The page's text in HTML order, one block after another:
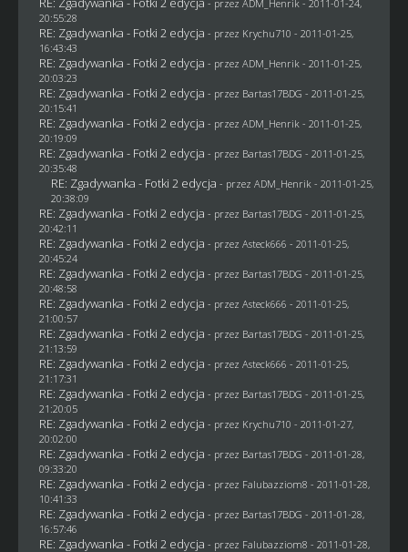
- przez ADM_Henrik - 2011-01-24,
20:55:28
RE: Zgadywanka - Fotki 2 edycja - przez Krychu710 - 2011-01-25,
16:43:43
RE: Zgadywanka - Fotki 2 edycja - przez ADM_Henrik - 2011-01-25,
20:03:23
RE: Zgadywanka - Fotki 2 edycja - przez Bartas17BDG - 2011-01-25,
20:15:41
RE: Zgadywanka - Fotki 2 edycja - przez ADM_Henrik - 2011-01-25,
20:19:09
RE: Zgadywanka - Fotki 2 edycja - przez Bartas17BDG - 2011-01-25,
20:35:48
RE: Zgadywanka - Fotki 2 edycja - przez ADM_Henrik - 2011-01-25,
20:38:09
RE: Zgadywanka - Fotki 2 edycja - przez Bartas17BDG - 2011-01-25,
20:42:11
RE: Zgadywanka - Fotki 2 edycja - przez Asteck666 - 2011-01-25,
20:45:24
RE: Zgadywanka - Fotki 2 edycja - przez Bartas17BDG - 2011-01-25,
20:48:58
RE: Zgadywanka - Fotki 2 edycja - przez Asteck666 - 2011-01-25,
21:00:57
RE: Zgadywanka - Fotki 2 edycja - przez Bartas17BDG - 2011-01-25,
21:13:59
RE: Zgadywanka - Fotki 2 edycja - przez Asteck666 - 2011-01-25,
21:17:31
RE: Zgadywanka - Fotki 2 edycja - przez Bartas17BDG - 2011-01-25,
21:20:05
RE: Zgadywanka - Fotki 2 edycja - przez Krychu710 - 2011-01-27,
20:02:00
RE: Zgadywanka - Fotki 2 edycja - przez Bartas17BDG - 2011-01-28,
09:33:20
RE: Zgadywanka - Fotki 2 edycja - przez Falubazziom8 - 2011-01-28,
10:41:33
RE: Zgadywanka - Fotki 2 edycja - przez Bartas17BDG - 2011-01-28,
16:57:46
RE: Zgadywanka - Fotki 2 edycja - przez Falubazziom8 - 2011-01-28,